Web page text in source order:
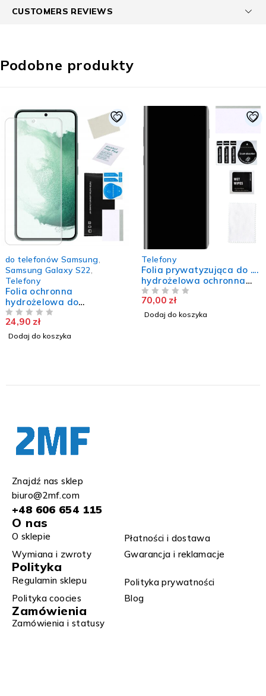
CUSTOMERS REVIEWS
Podobne produkty
do telefonów Samsung
Samsung Galaxy S22
Telefony
Folia ochronna
hydrożelowa do
SAMSUNG GALAXY S22
5G trwała mocna szkło
TPU
24,90 zł
Dodaj do koszyka
Telefony
Folia prywatyzująca do ....
hydrożelowa ochronna
TPU szkło
70,00 zł
Dodaj do koszyka
Znajdź nas sklep
biuro@2mf.com
+48 606 654 115
O nas
O sklepie
Płatności i dostawa
Wymiana i zwroty​
Gwarancja i reklamacje​​
Polityka
Regulamin sklepu​
Polityka prywatności
Polityka coocies
Blog
Zamówienia
Zamówienia i statusy